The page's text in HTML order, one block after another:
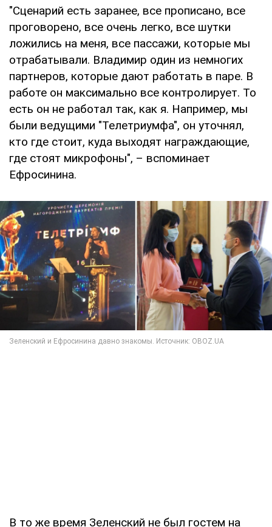
"Сценарий есть заранее, все прописано, все
проговорено, все очень легко, все шутки
ложились на меня, все пассажи, которые мы
отрабатывали. Владимир один из немногих
партнеров, которые дают работать в паре. В
работе он максимально все контролирует. То
есть он не работал так, как я. Например, мы
были ведущими "Телетриумфа", он уточнял,
кто где стоит, куда выходят награждающие,
где стоят микрофоны", – вспоминает
Ефросинина.
В то же время Зеленский не был гостем на